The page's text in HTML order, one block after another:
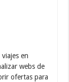
en
webs de
ofertas para